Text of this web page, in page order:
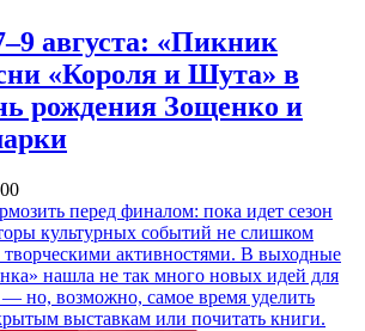
августа: «Пикник
«Короля и Шута» в
рождения Зощенко и
перед финалом: пока идет сезон
культурных событий не слишком
активностями. В выходные
нашла не так много новых идей для
— но, возможно, самое время уделить
выставкам или почитать книги.